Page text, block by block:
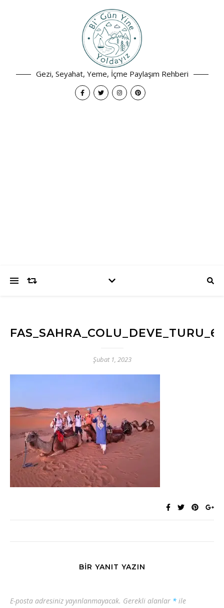
Gezi, Seyahat, Yeme, İçme Paylaşım Rehberi
FAS_SAHRA_COLU_DEVE_TURU_6
Şubat 1, 2023
BIR YANIT YAZIN
E-posta adresiniz yayınlanmayacak. Gerekli alanlar * ile